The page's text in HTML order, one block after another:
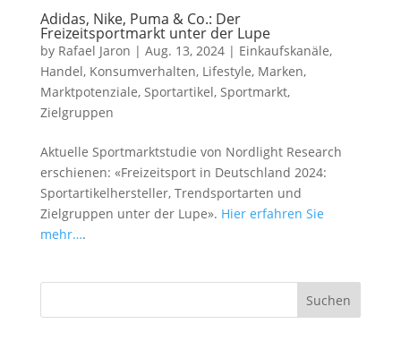
Adidas, Nike, Puma & Co.: Der
Freizeitsportmarkt unter der Lupe
by Rafael Jaron | Aug. 13, 2024| Einkaufskanäle,
Handel, Konsumverhalten, Lifestyle, Marken,
Marktpotenziale, Sportartikel, Sportmarkt,
Zielgruppen
Aktuelle Sportmarktstudie von Nordlight Research
erschienen: «Freizeitsport in Deutschland 2024:
Sportartikelhersteller, Trendsportarten und
Zielgruppen unter der Lupe». Hier erfahren Sie
mehr….